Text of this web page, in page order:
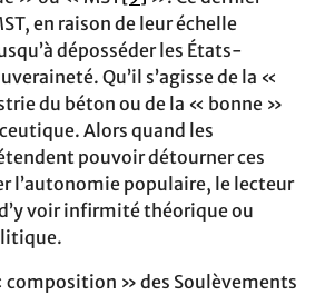
en raison de leur échelle
déposséder les États-
Qu’il s’agisse de la «
du béton ou de la « bonne »
Alors quand les
pouvoir détourner ces
l’autonomie populaire, le lecteur
voir infirmité théorique ou
composition » des Soulèvements